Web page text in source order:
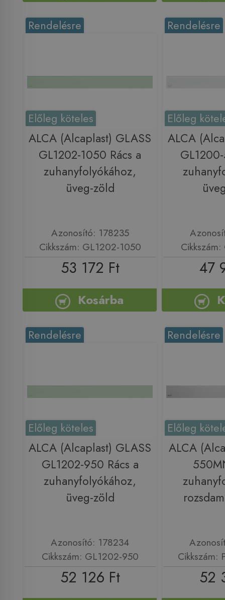
Rendelésre
Előleg köteles
ALCA (Alcaplast) GLASS
GL1202-1050 Rács a
zuhanyfolyókához,
üveg-zöld
Azonosító: 178235
Cikkszám: GL1202-1050
53 172 Ft
Kosárba
Rendelésre
Előleg
ALCA
47
Rendelésre
Előleg köteles
ALCA (Alcaplast) GLASS
GL1202-950 Rács a
zuhanyfolyókához,
üveg-zöld
Azonosító: 178234
Cikkszám: GL1202-950
52 126 Ft
Rendelésre
Előleg
ALCA
Cikkszám:
52